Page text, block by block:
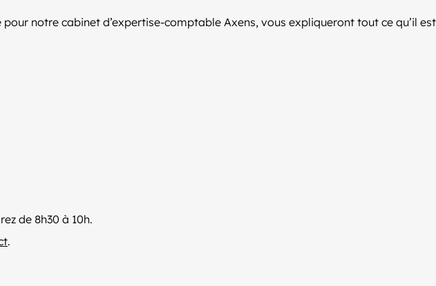
notre cabinet d’expertise-comptable Axens, vous expliqueront tout ce qu’il est
de 8h30 à 10h.
.